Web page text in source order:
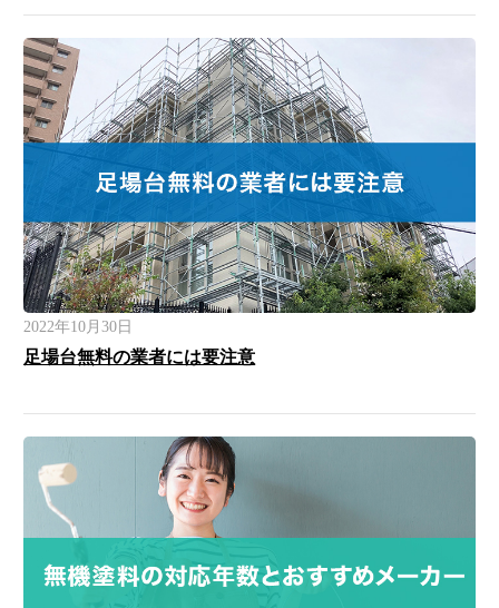
2022年10月30日
足場台無料の業者には要注意